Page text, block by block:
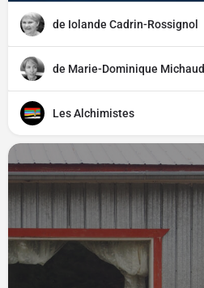
de Iolande Cadrin-Rossignol
de Marie-Dominique Michaud
Les Alchimistes